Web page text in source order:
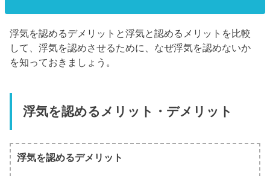
浮気を認めるデメリットと浮気と認めるメリットを比較
して、浮気を認めさせるために、なぜ浮気を認めないか
を知っておきましょう。
浮気を認めるメリット・デメリット
浮気を認めるデメリット